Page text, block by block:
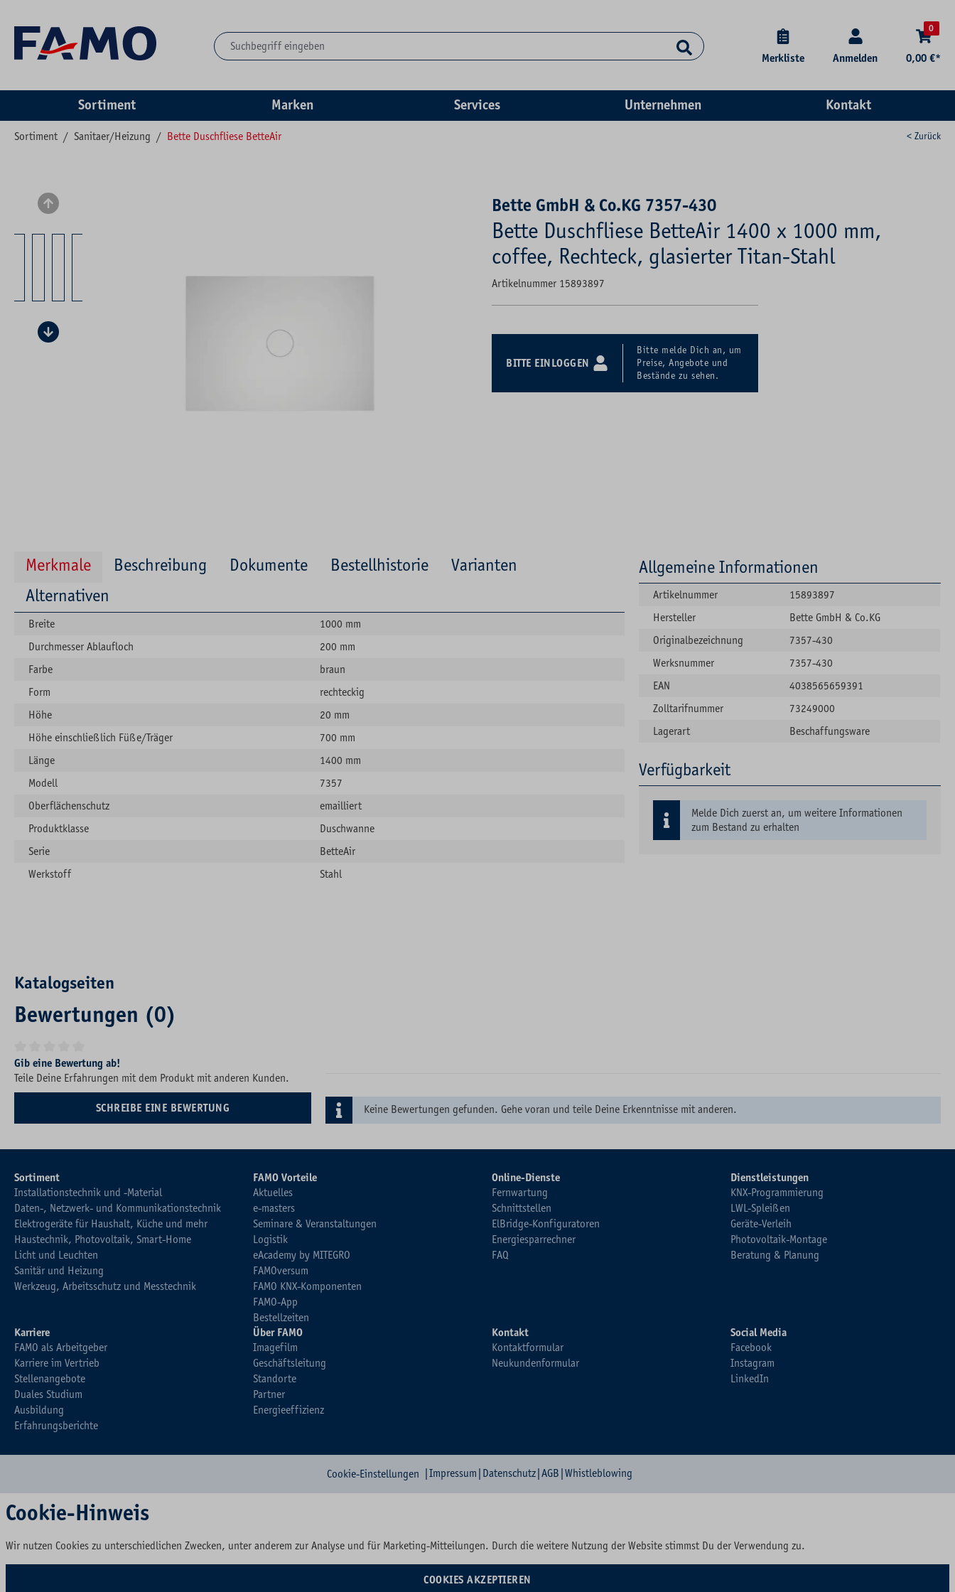
Merkliste Anmelden
0
0,00 €*
Sortiment Marken Services Unternehmen Kontakt
Sortiment / Sanitaer/Heizung / Bette Duschfliese BetteAir < Zurück
Bildergalerie überspringen Bette GmbH & Co.KG 7357-430
Bette Duschfliese BetteAir 1400 x 1000 mm,
coffee, Rechteck, glasierter Titan-Stahl
Artikelnummer 15893897
BITTE EINLOGGEN
Bitte melde Dich an, um
Preise, Angebote und
Bestände zu sehen.
Merkmale Beschreibung Dokumente Bestellhistorie
Varianten
Alternativen
Breite
1000 mm
Durchmesser Ablaufloch
200 mm
Farbe
braun
Form
rechteckig
Höhe
20 mm
Höhe einschließlich Füße/Träger
700 mm
Länge
1400 mm
Modell
7357
Oberflächenschutz
emailliert
Produktklasse
Duschwanne
Serie
BetteAir
Werkstoff
Stahl
Allgemeine Informationen
Artikelnummer
15893897
Hersteller
Bette GmbH & Co.KG
Originalbezeichnung
7357-430
Werksnummer
7357-430
EAN
4038565659391
Zolltarifnummer
73249000
Lagerart
Beschaffungsware
Verfügbarkeit
Melde Dich zuerst an, um weitere Informationen
zum Bestand zu erhalten
Katalogseiten
Bewertungen (0)
Durchschnittliche Bewertung von 0 von 5 Sternen
Gib eine Bewertung ab!
Teile Deine Erfahrungen mit dem Produkt mit anderen Kunden.
SCHREIBE EINE BEWERTUNG Keine Bewertungen gefunden. Gehe voran und teile Deine Erkenntnisse mit anderen.
Sortiment
Installationstechnik und -Material
Daten-, Netzwerk- und Kommunikationstechnik
Elektrogeräte für Haushalt, Küche und mehr
Haustechnik, Photovoltaik, Smart-Home
Licht und Leuchten
Sanitär und Heizung
Werkzeug, Arbeitsschutz und Messtechnik
FAMO Vorteile
Aktuelles
e-masters
Seminare & Veranstaltungen
Logistik
eAcademy by MITEGRO
FAMOversum
FAMO KNX-Komponenten
FAMO-App
Bestellzeiten
Online-Dienste
Fernwartung
Schnittstellen
ElBridge-Konfiguratoren
Energiesparrechner
FAQ
Dienstleistungen
KNX-Programmierung
LWL-Spleißen
Geräte-Verleih
Photovoltaik-Montage
Beratung & Planung
Karriere
FAMO als Arbeitgeber
Karriere im Vertrieb
Stellenangebote
Duales Studium
Ausbildung
Erfahrungsberichte
Über FAMO
Imagefilm
Geschäftsleitung
Standorte
Partner
Energieeffizienz
Kontakt
Kontaktformular
Neukundenformular
Social Media
Facebook
Instagram
LinkedIn
Cookie-Einstellungen Impressum Datenschutz AGB Whistleblowing
Cookie-Hinweis
Wir nutzen Cookies zu unterschiedlichen Zwecken, unter anderem zur Analyse und für Marketing-Mitteilungen. Durch die weitere Nutzung der Website stimmst Du der Verwendung zu.
COOKIES AKZEPTIEREN